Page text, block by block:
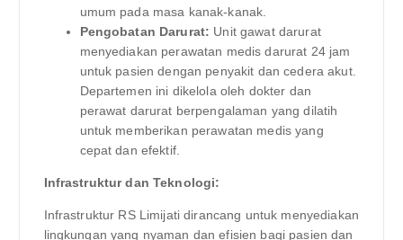
umum pada masa kanak-kanak.
Pengobatan Darurat: Unit gawat darurat
menyediakan perawatan medis darurat 24 jam
untuk pasien dengan penyakit dan cedera akut.
Departemen ini dikelola oleh dokter dan
perawat darurat berpengalaman yang dilatih
untuk memberikan perawatan medis yang
cepat dan efektif.
Infrastruktur dan Teknologi:
Infrastruktur RS Limijati dirancang untuk menyediakan
lingkungan yang nyaman dan efisien bagi pasien dan